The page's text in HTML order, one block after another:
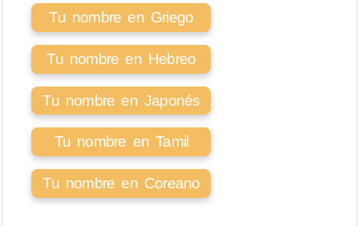
Tu nombre en Griego
Tu nombre en Hebreo
Tu nombre en Japonés
Tu nombre en Tamil
Tu nombre en Coreano